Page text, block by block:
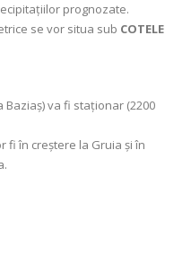
prognozate.
se vor situa sub COTELE
va fi staționar (2200
fi în creștere la Gruia şi în